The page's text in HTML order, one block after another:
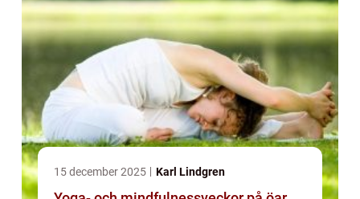
15 december 2025 Karl Lindgren